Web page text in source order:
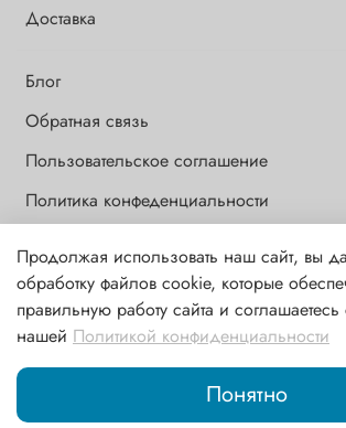
Доставка
Блог
Обратная связь
Пользовательское соглашение
Политика конфеденциальности
Обращаем Ваше внимание на то, что данный
исключительно информационный и
ни при каких условиях информационные
размещенные на сайте, не являются
определяемой положениями ст.
Продолжая использовать наш сайт, вы
обработку файлов cookie, которые
правильную работу сайта и соглашаетесь
нашей Политикой конфиденциальности
Понятно